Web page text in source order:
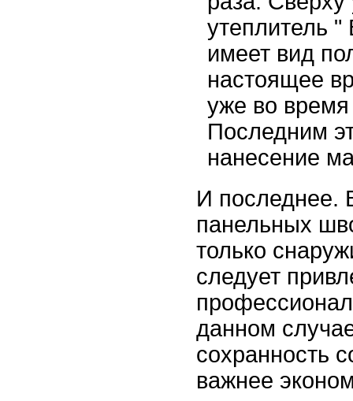
утеплитель
имеет вид
настоящее
уже во время
Последним
нанесение
И последнее.
панельных
только
следует
данном
сохранность
важнее